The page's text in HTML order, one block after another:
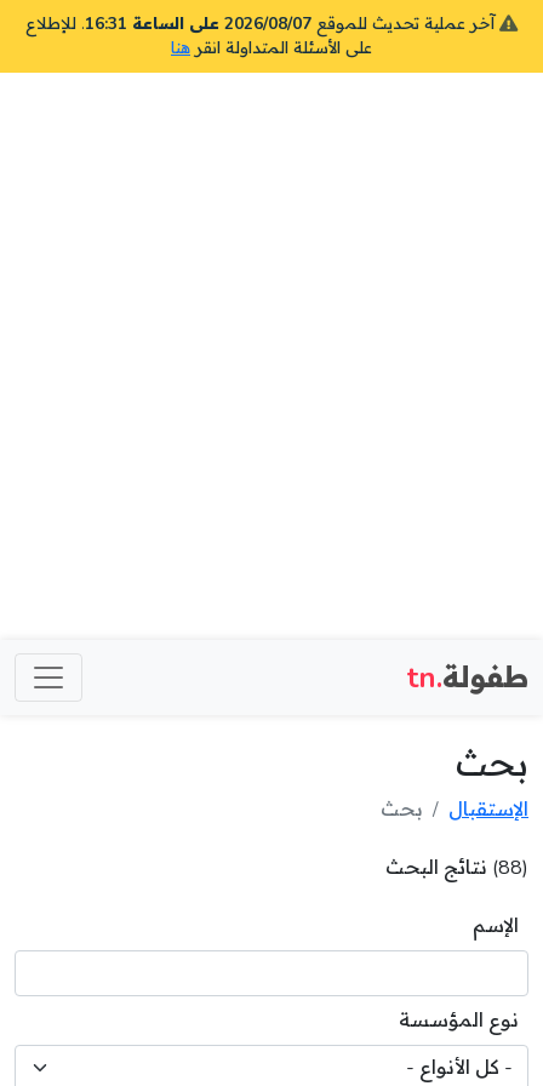
آخر عملية تحديث للموقع 2026/08/07 على الساعة 16:31
. للإطلاع
على الأسئلة المتداولة انقر هنا
طفولة.tn
بحث
الإستقبال بحث
(88) نتائج البحث
الإسم
نوع المؤسسة